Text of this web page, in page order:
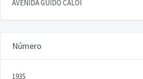
AVENIDA GUIDO CALOI
Número
1935